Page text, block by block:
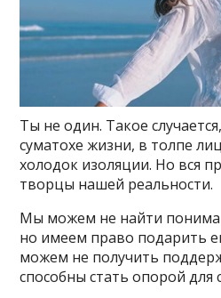
Ты не один. Такое
суматохе жизни, в толпе
холодок изоляции. Но вся
творцы нашей реальности.
Мы можем не найти
но имеем право подарить
можем не получить
способны стать опорой для